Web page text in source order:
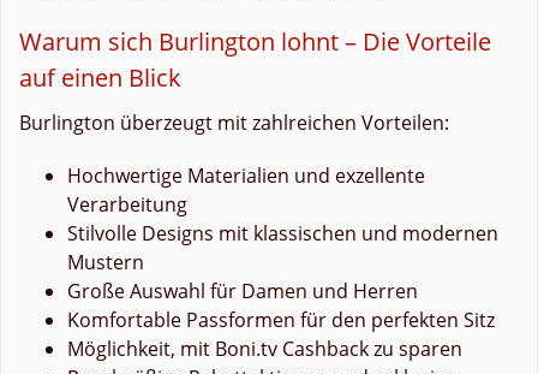
Warum sich Burlington lohnt – Die Vorteile
auf einen Blick
Burlington überzeugt mit zahlreichen Vorteilen:
Hochwertige Materialien und exzellente
Verarbeitung
Stilvolle Designs mit klassischen und modernen
Mustern
Große Auswahl für Damen und Herren
Komfortable Passformen für den perfekten Sitz
Möglichkeit, mit Boni.tv Cashback zu sparen